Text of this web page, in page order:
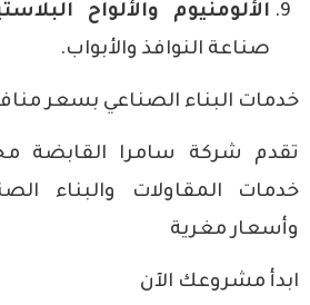
الألومنيوم والألواح
صناعة النوافذ والأبواب.
خدمات البناء الصناعي بسعر
تقدم شركة سامرا القابضة
خدمات المقاولات والبناء
وأسعار مغرية
ابدأ مشروعك الآن